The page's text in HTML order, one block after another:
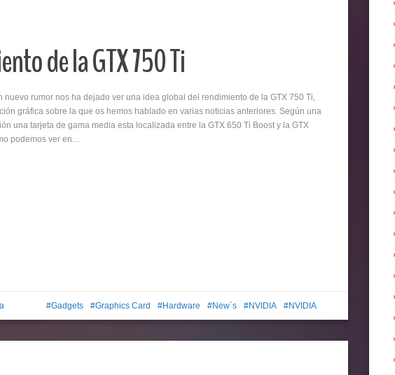
de la GTX 750 Ti
rumor nos ha dejado ver una idea global del rendimiento de la GTX 750 Ti,
gráfica sobre la que os hemos hablado en varias noticias anteriores. Según una
una tarjeta de gama media esta localizada entre la GTX 650 Ti Boost y la GTX
podemos ver en…
Gadgets Graphics Card Hardware New´s NVIDIA NVIDIA